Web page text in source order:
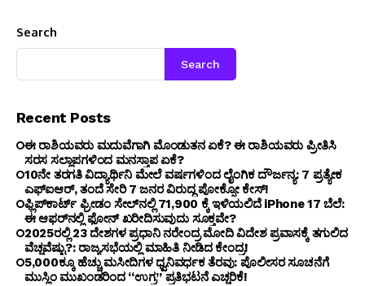
Search
Search
Recent Posts
ಈ ರಾಶಿಯವರು ಮದುವೆಗಾಗಿ ಮೊಂಡುತನ ಏಕೆ? ಈ ರಾಶಿಯವರು ಪ್ರೀತಿಸಿ
ಸರಸ ಸಲ್ಲಾಪಗಳಿಂದ ಮನಸ್ತಾಪ ಏಕೆ?
10ನೇ ತರಗತಿ ವಿದ್ಯಾರ್ಥಿನಿ ಮೇಲೆ ವರ್ಷಗಳಿಂದ ಲೈಂಗಿಕ ದೌರ್ಜನ್ಯ: 7 ಪ್ರತ್ಯೇಕ
ಎಫ್ಐಆರ್, ತಂದೆ ಸೇರಿ 7 ಜನರ ವಿರುದ್ಧ ಪೋಕ್ಸೋ ಕೇಸ್!
ಫ್ಲಿಪ್‌ಕಾರ್ಟ್ ಫ್ರೀಡಂ ಸೇಲ್‌ನಲ್ಲಿ ₹71,900 ಕ್ಕೆ ಇಳಿಯಲಿದೆ iPhone 17 ಬೆಲೆ:
ಈ ಆಫರ್‌ನಲ್ಲಿ ಫೋನ್ ಖರೀದಿಸುವುದು ಸೂಕ್ತವೇ?
2025ರಲ್ಲಿ 23 ದೇಶಗಳ ಪ್ರಧಾನಿ ನರೇಂದ್ರ ಮೋದಿ ವಿದೇಶ ಪ್ರವಾಸಕ್ಕೆ ತಗುಲಿದ
ವೆಚ್ಚವೆಷ್ಟು?: ರಾಜ್ಯಸಭೆಯಲ್ಲಿ ಮಾಹಿತಿ ನೀಡಿದ ಕೇಂದ್ರ!
5,000ಕ್ಕೂ ಹೆಚ್ಚು ಮಸೀದಿಗಳ ಧ್ವನಿವರ್ಧಕ ತೆರವು: ಪೊಲೀಸರ ಸೂಚನೆಗೆ
ಮುಸ್ಲಿಂ ಮುಖಂಡರಿಂದ “ಉಗ್ರ” ಪ್ರತಿಭಟನೆ ಎಚ್ಚರಿಕೆ!